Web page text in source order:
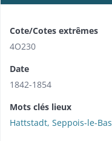
Cote/Cotes extrêmes
4O230
Date
1842-1854
Mots clés lieux
Hattstadt, Seppois-le-Bas